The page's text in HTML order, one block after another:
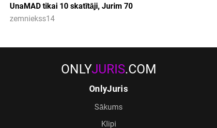
UnaMAD tikai 10 skatītāji, Jurim 70
zemniekss14
ONLYJURIS.COM
OnlyJuris
Sākums
Klipi